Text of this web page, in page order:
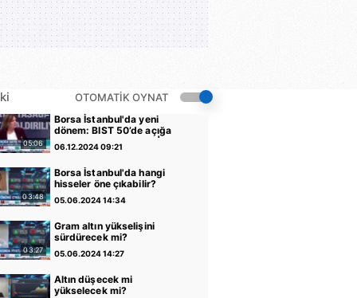
OTOMATİK OYNAT
05:06
Borsa İstanbul'da yeni
dönem: BIST 50’de açığa
satış yasağı kaldırıldı |
Video
06.12.2024 09:21
03:48
Borsa İstanbul'da hangi
hisseler öne çıkabilir?
05.06.2024 14:34
03:27
Gram altın yükselişini
sürdürecek mi?
05.06.2024 14:27
Altın düşecek mi
yükselecek mi?